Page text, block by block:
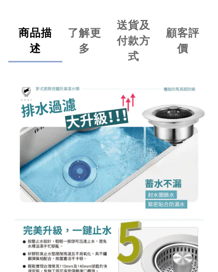
商品描
述
了解更
多
送貨及
付款方
式
顧客評
價